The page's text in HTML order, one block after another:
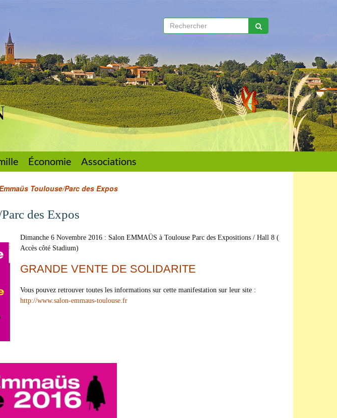
Économie Associations
Toulouse/Parc des Expos
des Expos
Dimanche 6 Novembre 2016 : Salon EMMAÜS à Toulouse Parc des Expositions / Hall 8 (
Accès côté Stadium)
GRANDE VENTE DE SOLIDARITE
Vous pouvez retrouver toutes les informations sur cette manifestation sur leur site :
http://www.salon-emmaus-toulouse.fr